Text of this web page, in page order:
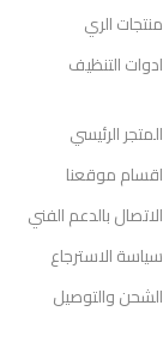
منتجات الري
ادوات التنظيف
المتجر الرئيسي
اقسام موقعنا
الاتصال بالدعم الفني
سياسة الاسترجاع
الشحن والتوصيل